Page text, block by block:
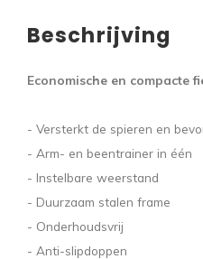
Beschrijving
Economische en compacte
- Versterkt de spieren en
- Arm- en beentrainer in één
- Instelbare weerstand
- Duurzaam stalen frame
- Onderhoudsvrij
- Anti-slipdoppen